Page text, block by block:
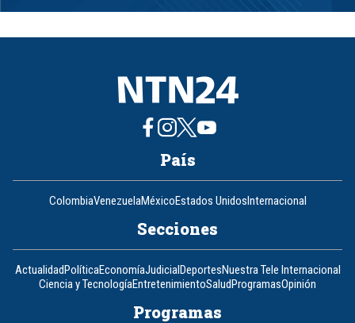
1
8
País
ColombiaVenezuelaMéxicoEstados UnidosInternacional
Secciones
ActualidadPolíticaEconomíaJudicialDeportesNuestra Tele Internacional
Ciencia y TecnologíaEntretenimientoSaludProgramasOpinión
Programas